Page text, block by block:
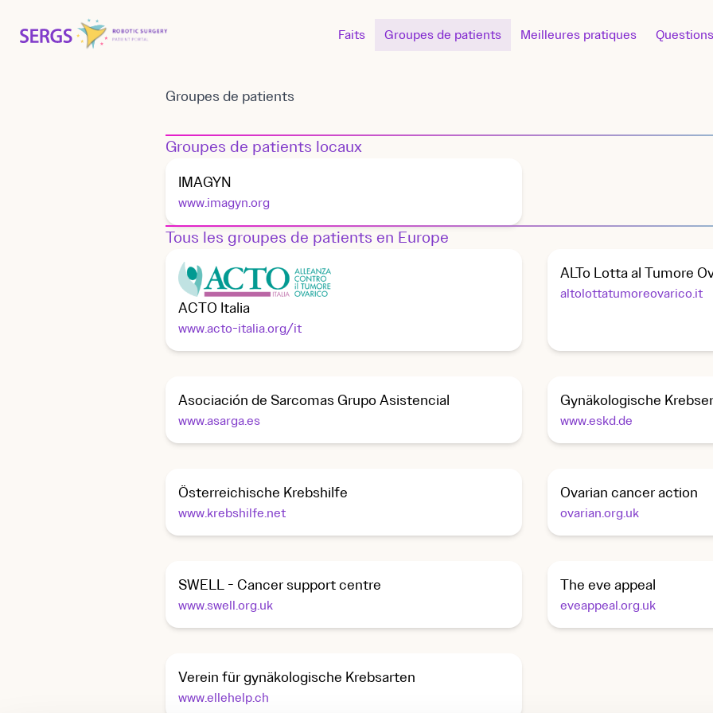
Faits Groupes de patients Meilleures pratiques
Groupes de patients
Groupes de patients locaux
IMAGYN
www.imagyn.org
Tous les groupes de patients en Europe
ACTO Italia
www.acto-italia.org/it
ALTo Lotta al Tumore
altolottatumoreovarico.it
Asociación de Sarcomas Grupo Asistencial
www.asarga.es
Gynäkologische
www.eskd.de
Österreichische Krebshilfe
www.krebshilfe.net
Ovarian cancer action
ovarian.org.uk
SWELL - Cancer support centre
www.swell.org.uk
The eve appeal
eveappeal.org.uk
Verein für gynäkologische Krebsarten
www.ellehelp.ch